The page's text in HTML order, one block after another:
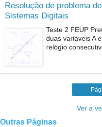
Resolução de problema de
Sistemas Digitais
Teste 2 FEUP
duas variáveis A
relógio
Ver a
Outras Páginas